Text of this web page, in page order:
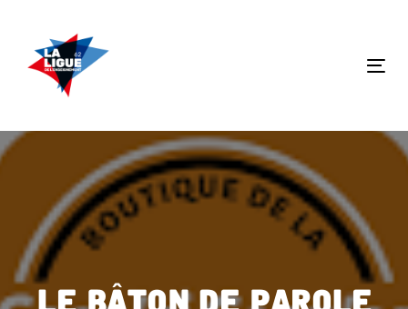
to
primary
navigation
to
Le bâton de parole